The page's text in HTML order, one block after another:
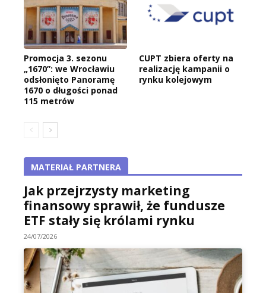
Promocja 3. sezonu
„1670”: we Wrocławiu
odsłonięto Panoramę
1670 o długości ponad
115 metrów
CUPT zbiera oferty na
realizację kampanii o
rynku kolejowym
MATERIAŁ PARTNERA
Jak przejrzysty marketing
finansowy sprawił, że fundusze
ETF stały się królami rynku
24/07/2026